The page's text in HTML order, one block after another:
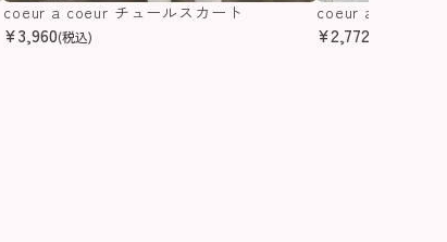
coeur a coeur チュールスカート
¥3,960(税込)
coeur a coeur チ
¥2,772